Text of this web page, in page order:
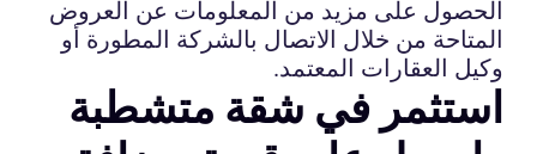
الحصول على مزيد من المعلومات عن العروض
المتاحة من خلال الاتصال بالشركة المطورة أو
وكيل العقارات المعتمد.
استثمر في شقة متشطبة